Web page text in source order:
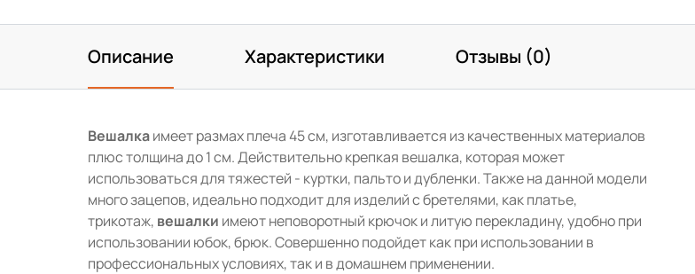
Описание Характеристики Отзывы (0)
Вешалкаимеет размах плеча 45 см, изготавливается из качественных материалов
плюс толщина до 1 см. Действительно крепкая вешалка, которая может
использоваться для тяжестей - куртки, пальто и дубленки. Также на данной модели
много зацепов, идеально подходит для изделий с бретелями, как платье,
трикотаж, вешалки имеют неповоротный крючок и литую перекладину, удобно при
использовании юбок, брюк. Совершенно подойдет как при использовании в
профессиональных условиях, так и в домашнем применении.